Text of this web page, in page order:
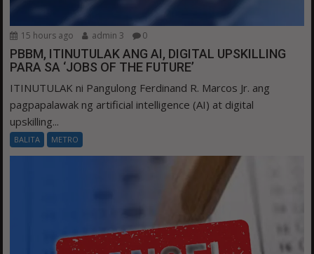
15 hours ago admin 3 0
PBBM, ITINUTULAK ANG AI, DIGITAL UPSKILLING
PARA SA ‘JOBS OF THE FUTURE’
ITINUTULAK ni Pangulong Ferdinand R. Marcos Jr. ang
pagpapalawak ng artificial intelligence (AI) at digital
upskilling...
BALITA METRO